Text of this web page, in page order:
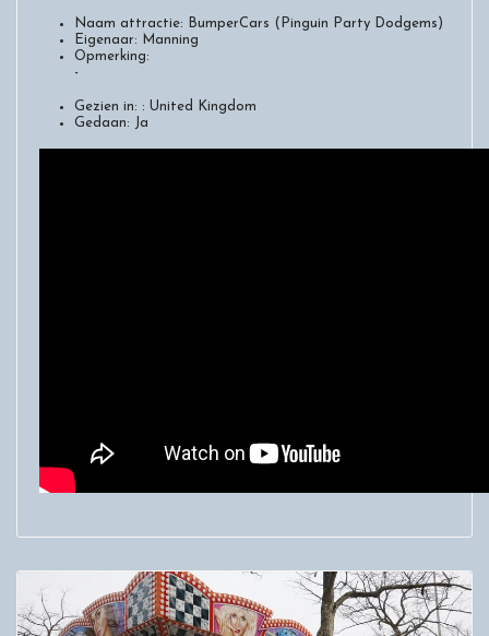
Naam attractie:
BumperCars (Pinguin Party Dodgems)
Eigenaar:
Manning
Opmerking:
-
Gezien in: : United Kingdom
Gedaan: Ja